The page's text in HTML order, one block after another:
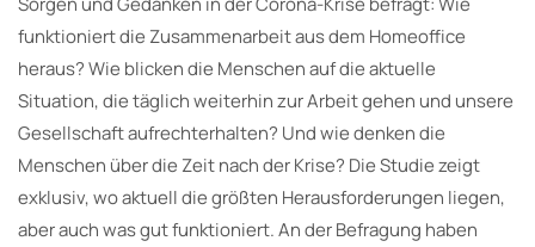
funktioniert die Zusammenarbeit aus dem Homeoffice
heraus? Wie blicken die Menschen auf die aktuelle
Situation, die täglich weiterhin zur Arbeit gehen und unsere
Gesellschaft aufrechterhalten? Und wie denken die
Menschen über die Zeit nach der Krise? Die Studie zeigt
exklusiv, wo aktuell die größten Herausforderungen liegen,
aber auch was gut funktioniert. An der Befragung haben